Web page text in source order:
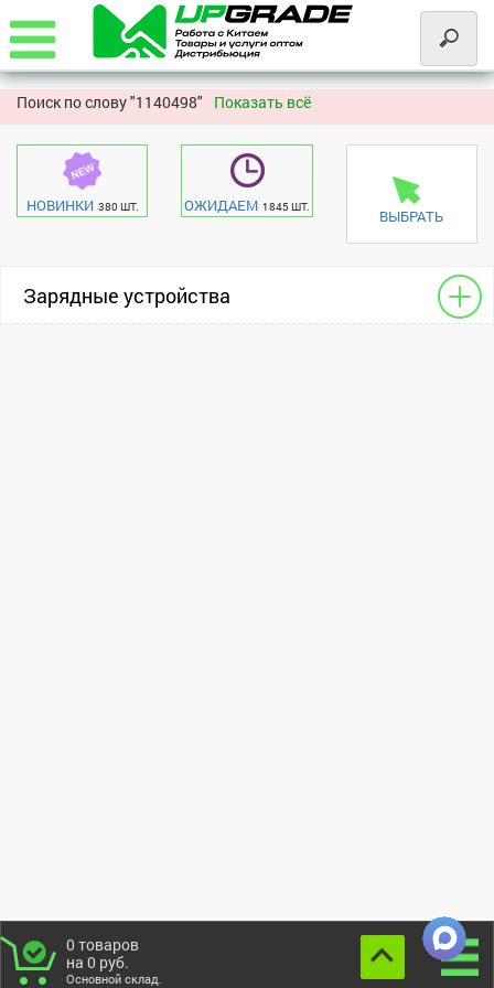
Поиск по слову "1140498" Показать всё
НОВИНКИ 380 ШТ. ОЖИДАЕМ 1845 ШТ. ВЫБРАТЬ
Зарядные устройства
0 товаров
на 0 руб.
Основной склад.